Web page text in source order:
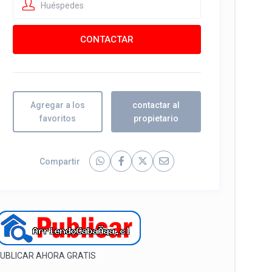
Huéspedes
Agregar a los
favoritos
contactar al
propietario
Compartir
AHORA GRATIS